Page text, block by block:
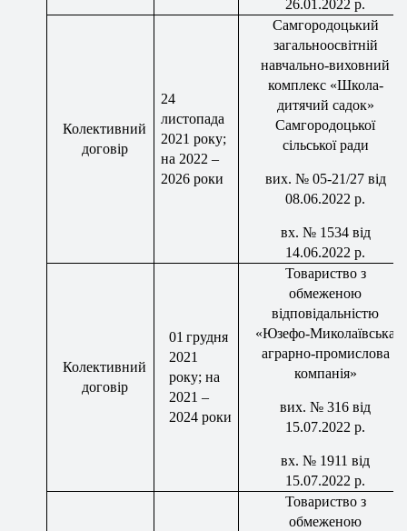
26.01.2022 р.
Колективний
договір
24
листопада
2021 року;
на 2022 –
2026 роки
Самгородоцький
загальноосвітній
навчально-виховний
комплекс «Школа-
дитячий садок»
Самгородоцької
сільської ради
вих. № 05-21/27від
08.06.2022 р.
вх. № 1534 від
14.06.2022 р.
Колективний
договір
01 грудня
2021
року; на
2021 –
2024 роки
Товариство з
обмеженою
відповідальністю
«Юзефо-Миколаївська
аграрно-промислова
компанія»
вих. № 316 від
15.07.2022 р.
вх. № 1911 від
1 5.07.2022 р.
Товариство з
обмеженою